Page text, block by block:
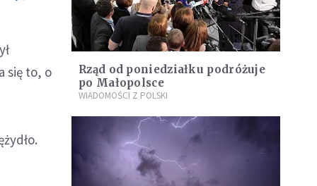
się to, o
Rząd od poniedziałku podróżuje
po Małopolsce
WIADOMOŚCI Z POLSKI